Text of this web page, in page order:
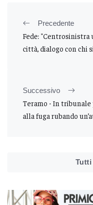
Precedente
Fede: "Centrosinistra
città, dialogo con chi
Successivo
Teramo - In tribunale
alla fuga rubando